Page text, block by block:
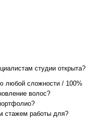
студии открыта?
любой сложности / 100%
волос?
стажем работы для?